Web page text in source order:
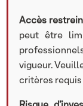
Accès
peut être
vigueur.
critères requis